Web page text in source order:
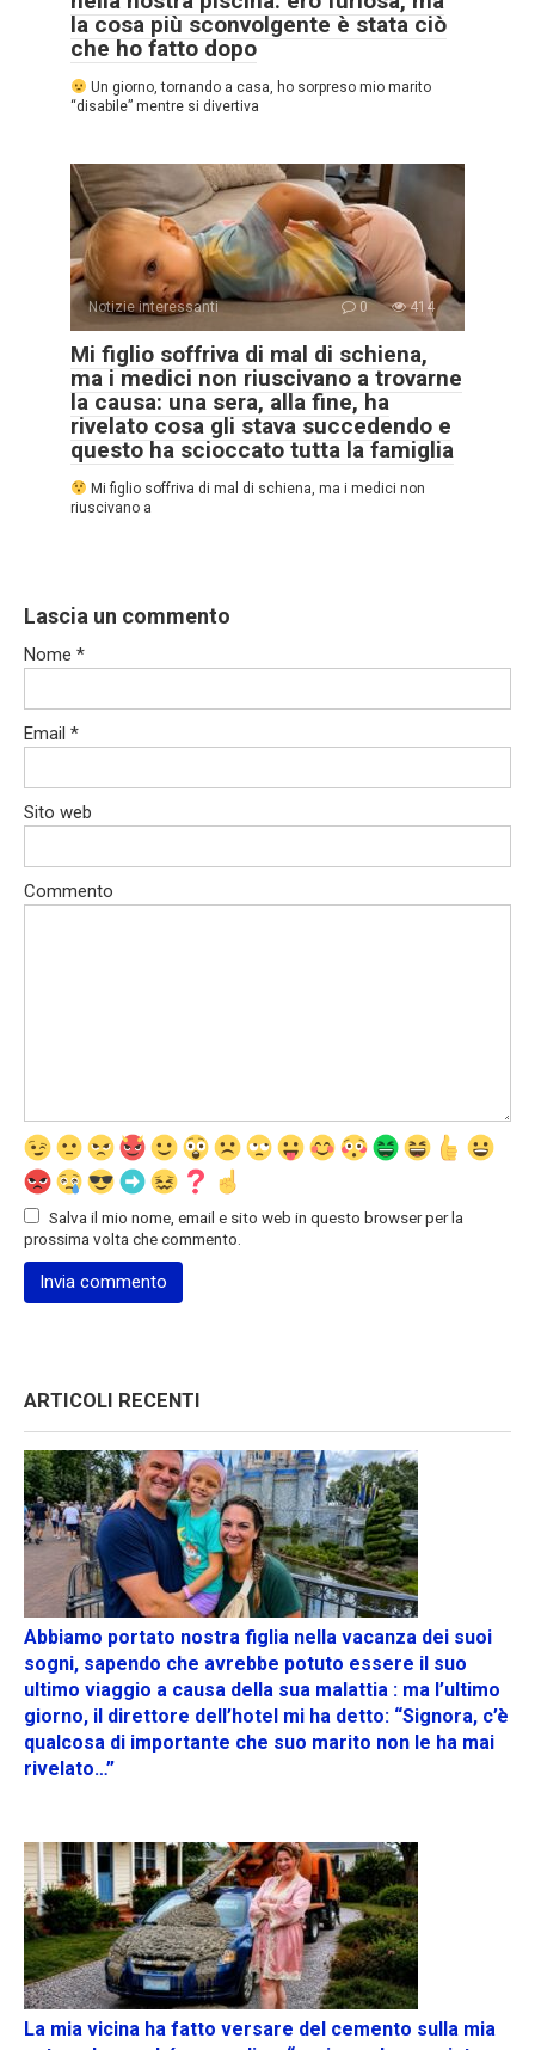
la cosa più sconvolgente è stata ciò
che ho fatto dopo
Un giorno, tornando a casa, ho sorpreso mio marito
“disabile” mentre si divertiva
Notizie interessanti 0 414
Mi figlio soffriva di mal di schiena,
ma i medici non riuscivano a trovarne
la causa: una sera, alla fine, ha
rivelato cosa gli stava succedendo e
questo ha scioccato tutta la famiglia
Mi figlio soffriva di mal di schiena, ma i medici non
riuscivano a
Lascia un commento
Nome *
Email *
Sito web
Commento
Salva il mio nome, email e sito web in questo browser per la
prossima volta che commento.
ARTICOLI RECENTI
Abbiamo portato nostra figlia nella vacanza dei suoi
sogni, sapendo che avrebbe potuto essere il suo
ultimo viaggio a causa della sua malattia : ma l’ultimo
giorno, il direttore dell’hotel mi ha detto: “Signora, c’è
qualcosa di importante che suo marito non le ha mai
rivelato…”
La mia vicina ha fatto versare del cemento sulla mia